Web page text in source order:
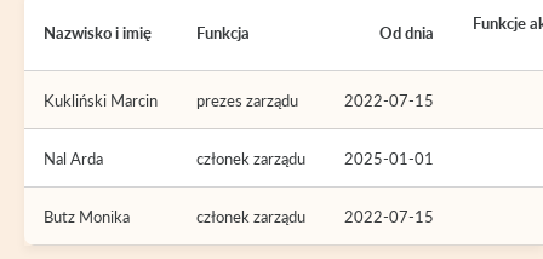
Nazwisko i imię Funkcja Od dnia Funkcje
Kukliński Marcin prezes zarządu 2022-07-15
Nal Arda członek zarządu 2025-01-01
Butz Monika członek zarządu 2022-07-15